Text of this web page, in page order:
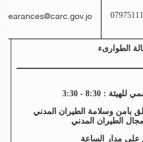
الطوارىء
: 8:30 - 3:30
بآمن وسلامة الطيران المدني
الطيران المدني
على مدار الساعة